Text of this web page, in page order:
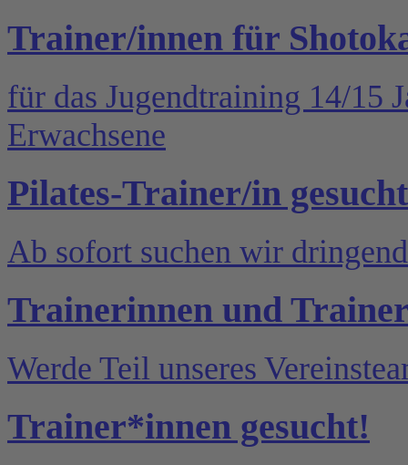
Trainer/innen für
für das Jugendtraining 14/15
Erwachsene
Pilates-Trainer/in gesucht
Ab sofort suchen wir
Trainerinnen und
Werde Teil unseres
Trainer*innen gesucht!